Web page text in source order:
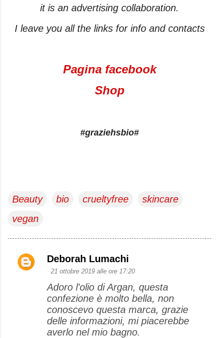
it is an advertising collaboration.
I leave you all the links for info and contacts
Pagina facebook
Shop
#graziehsbio#
Beauty bio crueltyfree
skincare
vegan
C
Deborah Lumachi
21 ottobre 2019 alle ore 17:20
Adoro l'olio di Argan, questa
confezione è molto bella, non
conoscevo questa marca, grazie
delle informazioni, mi piacerebbe
averlo nel mio bagno.